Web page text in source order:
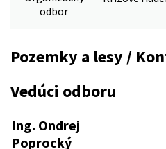
odbor
Pozemky a lesy /
Vedúci odboru
Ing. Ondrej
Poprocký